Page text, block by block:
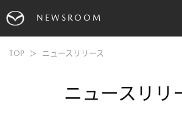
NEWSROOM
TOP ニュースリリース
ニュースリリ